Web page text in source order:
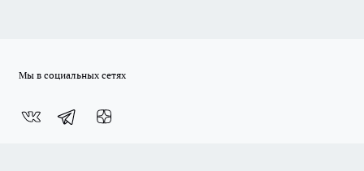
Мы в социальных сетях